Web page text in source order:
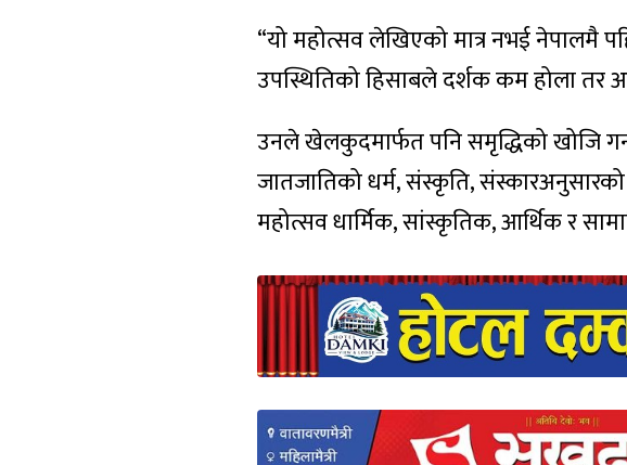
“यो महोत्सव लेखिएको मात्र नभई
उपस्थितिको हिसाबले दर्शक कम होला तर
उनले खेलकुदमार्फत पनि समृद्धिको खोजि
जातजातिको धर्म, संस्कृति,
महोत्सव धार्मिक, सांस्कृतिक, आर्थिक र